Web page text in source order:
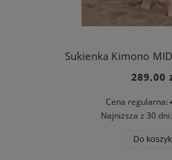
Sukienka Kimono
289,00
Cena regularna:
Najniższa z 30 dni:
Do